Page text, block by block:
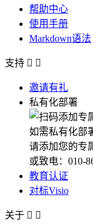
帮助中心
使用手册
Markdown语法
支持  
邀请有礼
私有化部署
如需私有化部
请添加您的专
或致电：010-
教育认证
对标Visio
关于  